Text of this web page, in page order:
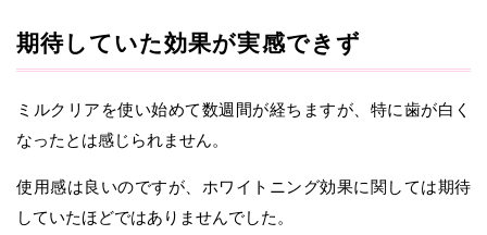
期待していた効果が実感できず
ミルクリアを使い始めて数週間が経ちますが、特に歯が白く
なったとは感じられません。
使用感は良いのですが、ホワイトニング効果に関しては期待
していたほどではありませんでした。